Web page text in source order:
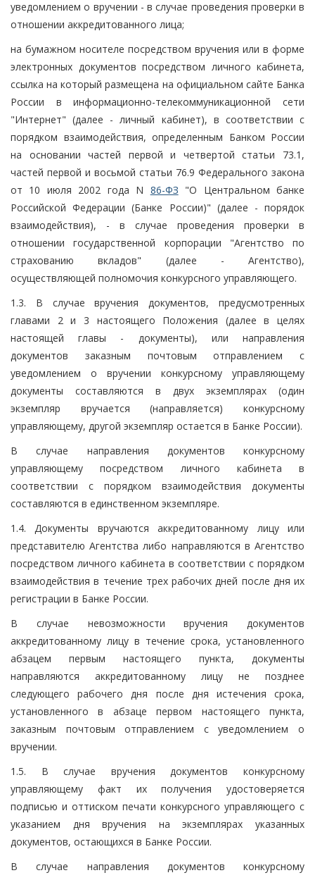
уведомлением о вручении - в случае проведения проверки в
отношении аккредитованного лица;
на бумажном носителе посредством вручения или в форме
электронных документов посредством личного кабинета,
ссылка на который размещена на официальном сайте Банка
России в информационно-телекоммуникационной сети
"Интернет" (далее - личный кабинет), в соответствии с
порядком взаимодействия, определенным Банком России
на основании частей первой и четвертой статьи 73.1,
частей первой и восьмой статьи 76.9 Федерального закона
от 10 июля 2002 года N 86-ФЗ "О Центральном банке
Российской Федерации (Банке России)" (далее - порядок
взаимодействия), - в случае проведения проверки в
отношении государственной корпорации "Агентство по
страхованию вкладов" (далее - Агентство),
осуществляющей полномочия конкурсного управляющего.
1.3. В случае вручения документов, предусмотренных
главами 2 и 3 настоящего Положения (далее в целях
настоящей главы - документы), или направления
документов заказным почтовым отправлением с
уведомлением о вручении конкурсному управляющему
документы составляются в двух экземплярах (один
экземпляр вручается (направляется) конкурсному
управляющему, другой экземпляр остается в Банке России).
В случае направления документов конкурсному
управляющему посредством личного кабинета в
соответствии с порядком взаимодействия документы
составляются в единственном экземпляре.
1.4. Документы вручаются аккредитованному лицу или
представителю Агентства либо направляются в Агентство
посредством личного кабинета в соответствии с порядком
взаимодействия в течение трех рабочих дней после дня их
регистрации в Банке России.
В случае невозможности вручения документов
аккредитованному лицу в течение срока, установленного
абзацем первым настоящего пункта, документы
направляются аккредитованному лицу не позднее
следующего рабочего дня после дня истечения срока,
установленного в абзаце первом настоящего пункта,
заказным почтовым отправлением с уведомлением о
вручении.
1.5. В случае вручения документов конкурсному
управляющему факт их получения удостоверяется
подписью и оттиском печати конкурсного управляющего с
указанием дня вручения на экземплярах указанных
документов, остающихся в Банке России.
В случае направления документов конкурсному